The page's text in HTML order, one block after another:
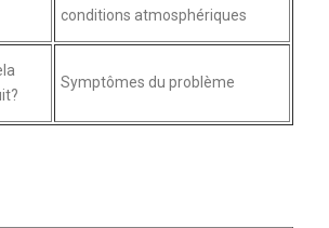
conditions atmosphériques
Symptômes du problème